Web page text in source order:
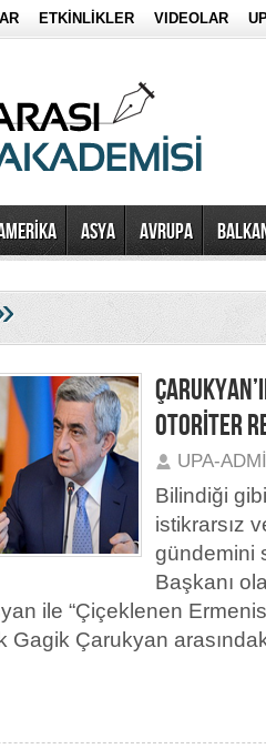
ETKİNLİKLER VIDEOLAR
ASYA AVRUPA
OTORİTER
UPA-
Bilindiği
istikrarsız
gündemini
Başkanı
ile “Çiçeklenen
Gagik Çarukyan